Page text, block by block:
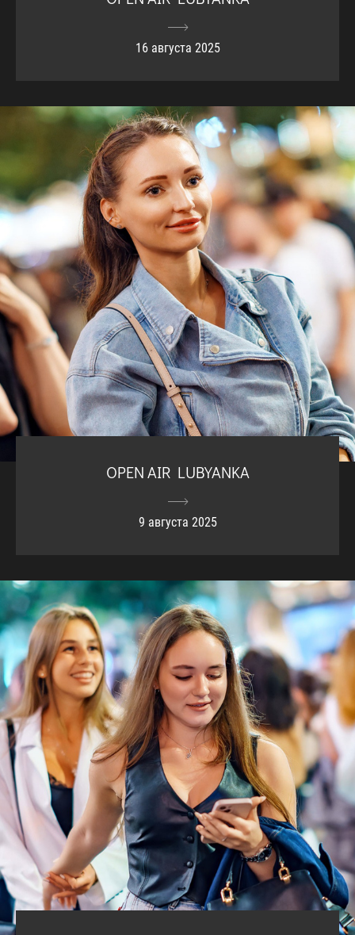
16 августа 2025
OPEN AIR LUBYANKA
9 августа 2025